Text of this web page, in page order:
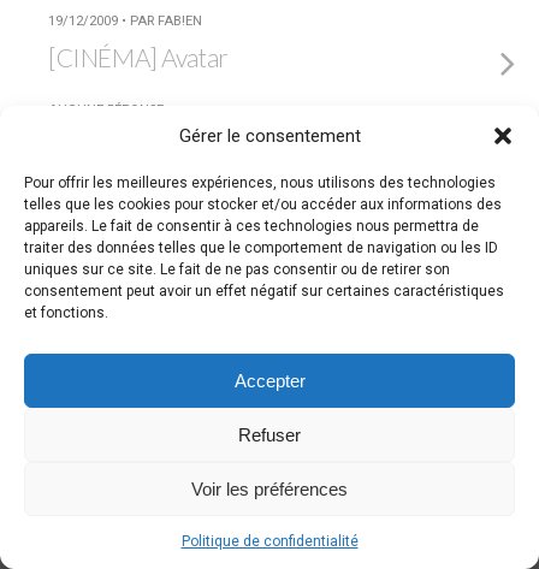
Gérer le consentement
Pour offrir les meilleures expériences, nous utilisons des technologies
telles que les cookies pour stocker et/ou accéder aux informations des
appareils. Le fait de consentir à ces technologies nous permettra de
traiter des données telles que le comportement de navigation ou les ID
uniques sur ce site. Le fait de ne pas consentir ou de retirer son
consentement peut avoir un effet négatif sur certaines caractéristiques
et fonctions.
Accepter
Refuser
Voir les préférences
Politique de confidentialité
19/12/2009 • PAR FAB!EN
[CINÉMA] Avatar
AUCUNE RÉPONSE
Retour au début
Mobile Bureau